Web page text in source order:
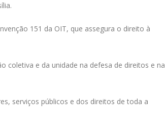
151 da OIT, que assegura o direito à
coletiva e da unidade na defesa de direitos e na
serviços públicos e dos direitos de toda a